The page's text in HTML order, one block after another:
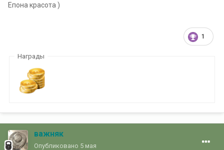
Епона красота )
1
Награды
важняк
Опубликовано 5 мая